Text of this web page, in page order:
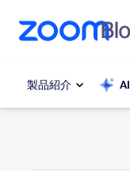
テンツへスキップ
ャットへスキップ
製品紹介 AI
カ テ ゴ リ